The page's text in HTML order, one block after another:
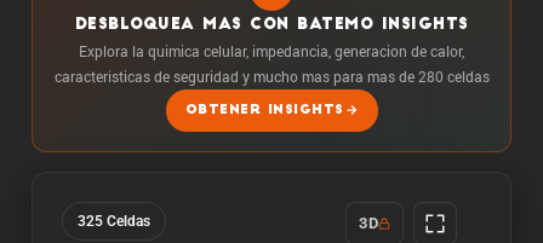
DESBLOQUEA MAS CON BATEMO INSIGHTS
Explora la quimica celular, impedancia, generacion de calor,
caracteristicas de seguridad y mucho mas para mas de 280 celdas
OBTENER INSIGHTS
325 Celdas 3D